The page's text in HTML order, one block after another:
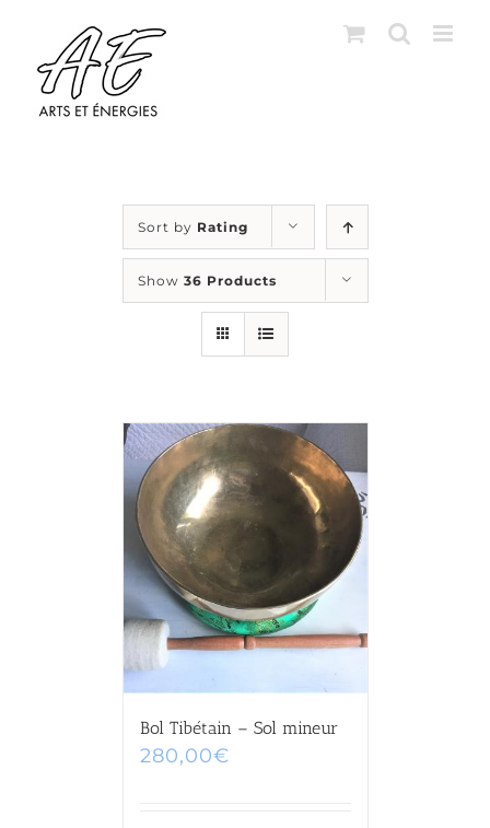
content
Sort by Rating
Show 36 Products
Bol Tibétain – Sol mineur
280,00€